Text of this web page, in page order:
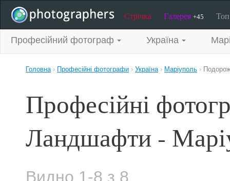
Стрічка Галерея +45
Професійний фотограф Україна
Головна› Професійні фотографи › Україна› Маріуполь ›
Професійні
Ландшафти -
Видно 1-8 з 8